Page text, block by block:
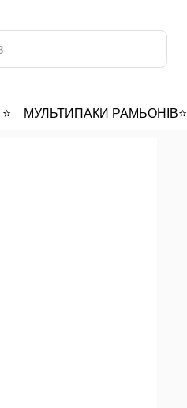
МУЛЬТИПАКИ РАМЬОНІВ⭐